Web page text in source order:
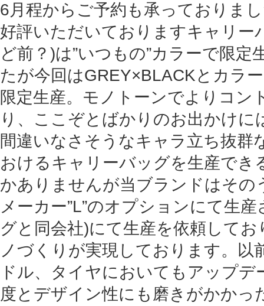
6月程からご予約も承っておりま
好評いただいておりますキャリー
ど前？)は”いつもの”カラーで限定
たが今回はGREY×BLACKとカラ
限定生産。モノトーンでよりコン
り、ここぞとばかりのお出かけに
間違いなさそうなキャラ立ち抜群
おけるキャリーバッグを生産でき
かありませんが当ブランドはその
メーカー”L”のオプションにて生
グと同会社)にて生産を依頼して
ノづくりが実現しております。以
ドル、タイヤにおいてもアップデ
度とデザイン性にも磨きがかかっ